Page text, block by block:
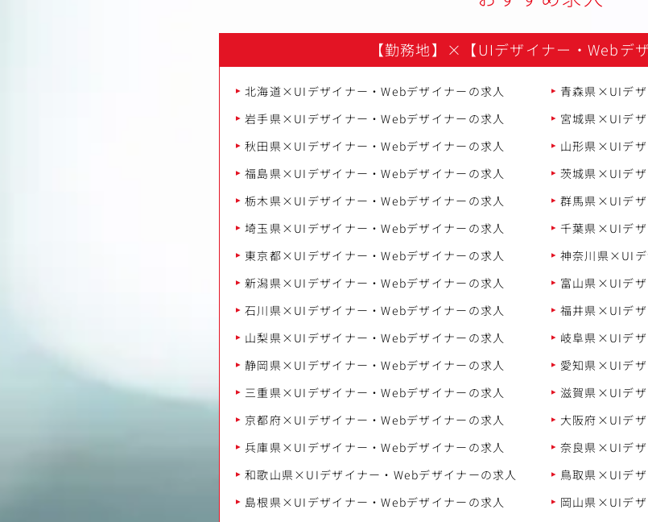
【勤務地】 × 【UIデザイナー・Webデ
北海道×UIデザイナー・Webデザイナーの求人
青森県×UIデザ
岩手県×UIデザイナー・Webデザイナーの求人
宮城県×UIデザ
秋田県×UIデザイナー・Webデザイナーの求人
山形県×UIデザ
福島県×UIデザイナー・Webデザイナーの求人
茨城県×UIデザ
栃木県×UIデザイナー・Webデザイナーの求人
群馬県×UIデザ
埼玉県×UIデザイナー・Webデザイナーの求人
千葉県×UIデザ
東京都×UIデザイナー・Webデザイナーの求人
神奈川県×UIデ
新潟県×UIデザイナー・Webデザイナーの求人
富山県×UIデザ
石川県×UIデザイナー・Webデザイナーの求人
福井県×UIデザ
山梨県×UIデザイナー・Webデザイナーの求人
岐阜県×UIデザ
静岡県×UIデザイナー・Webデザイナーの求人
愛知県×UIデザ
三重県×UIデザイナー・Webデザイナーの求人
滋賀県×UIデザ
京都府×UIデザイナー・Webデザイナーの求人
大阪府×UIデザ
兵庫県×UIデザイナー・Webデザイナーの求人
奈良県×UIデザ
和歌山県×UIデザイナー・Webデザイナーの求人
鳥取県×UIデザ
島根県×UIデザイナー・Webデザイナーの求人
岡山県×UIデザ